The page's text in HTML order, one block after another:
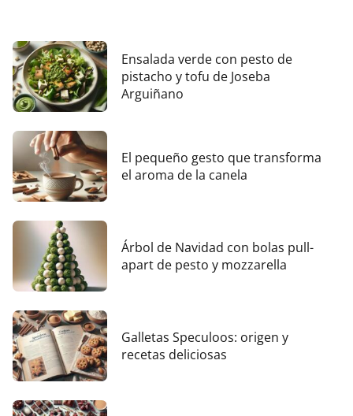
Ensalada verde con pesto de
pistacho y tofu de Joseba
Arguiñano
El pequeño gesto que transforma
el aroma de la canela
Árbol de Navidad con bolas pull-
apart de pesto y mozzarella
Galletas Speculoos: origen y
recetas deliciosas